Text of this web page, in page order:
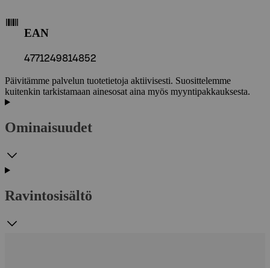
EAN
4771249814852
Päivitämme palvelun tuotetietoja aktiivisesti. Suosittelemme
kuitenkin tarkistamaan ainesosat aina myös myyntipakkauksesta.
Ominaisuudet
Ravintosisältö